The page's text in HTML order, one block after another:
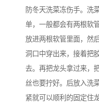
防冬天洗菜冻伤手。洗
单，一般都会有两根软
放进两根软管里面，然
洞口中穿出来，接着把
去。再把龙头拿过来，
丝也要拧好。后放入洗
紧就可以顺利的固定住